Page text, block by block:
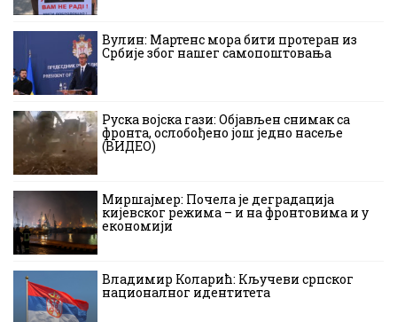
Вулин: Мартенс мора бити протеран из
Србије због нашег самопоштовања
Руска војска гази: Објављен снимак са
фронта, ослобођено још једно насеље
(ВИДЕО)
Миршајмер: Почела је деградација
кијевског режима – и на фронтовима и у
економији
Владимир Коларић: Кључеви српског
националног идентитета